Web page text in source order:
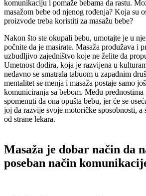
komunikaciju i pomaže bebama da rastu.
masažom bebe od njenog rođenja? Koja su
proizvode treba koristiti za masažu bebe?
Nakon što ste okupali bebu, umotajte je u
počnite da je masirate. Masaža produžava i
uzbudljivo zajedništvo koje ne želite da
Umetnost dodira, koja je razvijena u
nedavno se smatrala tabuom u zapadnim
mentalitet se menja i masaža postaje samo
komuniciranja sa bebom. Među prednostima
spomenuti da ona opušta bebu, jer će se
joj da razvije svoje motoričke sposobnosti, a
od strane lekara.
Masaža je dobar način da
poseban način